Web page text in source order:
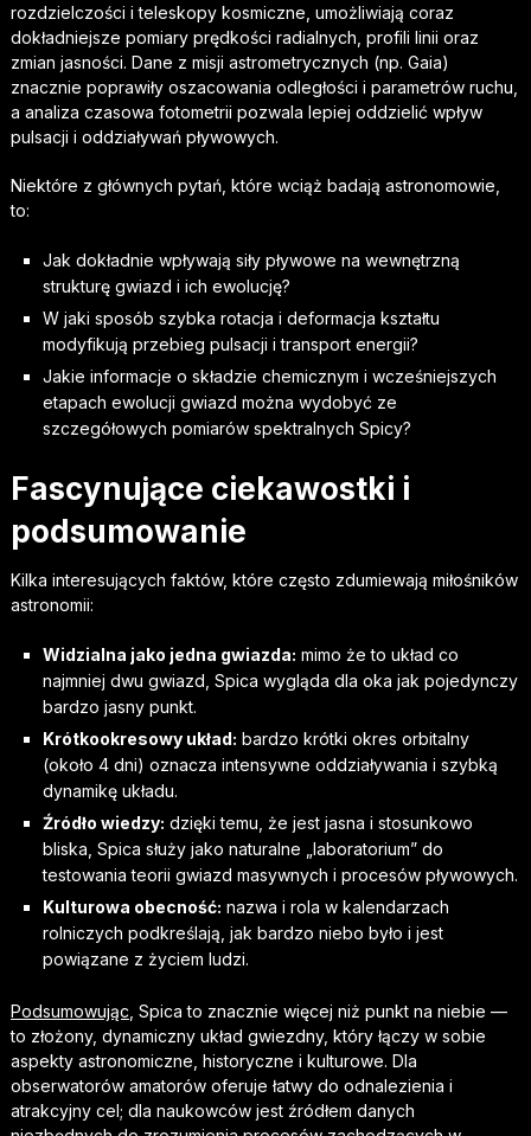
rozdzielczości i teleskopy kosmiczne, umożliwiają coraz
dokładniejsze pomiary prędkości radialnych, profili linii oraz
zmian jasności. Dane z misji astrometrycznych (np. Gaia)
znacznie poprawiły oszacowania odległości i parametrów ruchu,
a analiza czasowa fotometrii pozwala lepiej oddzielić wpływ
pulsacji i oddziaływań pływowych.
Niektóre z głównych pytań, które wciąż badają astronomowie,
to:
Jak dokładnie wpływają siły pływowe na wewnętrzną
strukturę gwiazd i ich ewolucję?
W jaki sposób szybka rotacja i deformacja kształtu
modyfikują przebieg pulsacji i transport energii?
Jakie informacje o składzie chemicznym i wcześniejszych
etapach ewolucji gwiazd można wydobyć ze
szczegółowych pomiarów spektralnych Spicy?
Fascynujące ciekawostki i
podsumowanie
Kilka interesujących faktów, które często zdumiewają miłośników
astronomii:
Widzialna jako jedna gwiazda: mimo że to układ co
najmniej dwu gwiazd, Spica wygląda dla oka jak pojedynczy
bardzo jasny punkt.
Krótkookresowy układ: bardzo krótki okres orbitalny
(około 4 dni) oznacza intensywne oddziaływania i szybką
dynamikę układu.
Źródło wiedzy: dzięki temu, że jest jasna i stosunkowo
bliska, Spica służy jako naturalne „laboratorium” do
testowania teorii gwiazd masywnych i procesów pływowych.
Kulturowa obecność: nazwa i rola w kalendarzach
rolniczych podkreślają, jak bardzo niebo było i jest
powiązane z życiem ludzi.
Podsumowując , Spica to znacznie więcej niż punkt na niebie —
to złożony, dynamiczny układ gwiezdny, który łączy w sobie
aspekty astronomiczne, historyczne i kulturowe. Dla
obserwatorów amatorów oferuje łatwy do odnalezienia i
atrakcyjny cel; dla naukowców jest źródłem danych